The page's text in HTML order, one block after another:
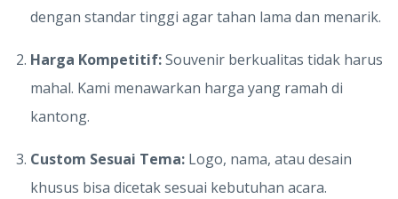
dengan standar tinggi agar tahan lama dan menarik.
Harga Kompetitif:Souvenir berkualitas tidak harus
mahal. Kami menawarkan harga yang ramah di
kantong.
Custom Sesuai Tema: Logo, nama, atau desain
khusus bisa dicetak sesuai kebutuhan acara.